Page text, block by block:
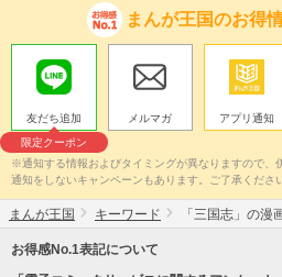
まんが王国のお得
友だち追加
限定クーポン
メルマガ アプリ通知
※通知する情報およびタイミングが異なりますので
通知をしないキャンペーンもあります。ご了承くださ
まんが王国 キーワード 「三国志」の漫
お得感No.1表記について